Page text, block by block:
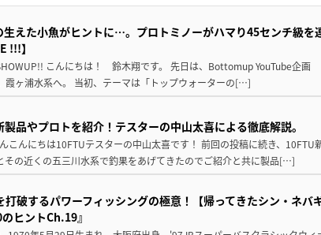
生えた小魚がヒントに…。プロトミノーがハマり45センチ級を
!!!】
こんにちは！ 鈴木翔です。 先日は、Bottomup YouTube企画
霞ヶ浦水系へ。 当初、テーマは「トップウォーターの[…]
品やプロトを紹介！テスターの中山太喜による徹底解説。
こんにちは10FTUテスターの中山太喜です！ 前回の投稿に続き、10FTU
その近くの五三川水系で釣果をあげてきたのでご紹介と共に製品[…]
打破するパワーフィッシングの極意！【帰ってきたシン・ネバ
ヒントCh.19』